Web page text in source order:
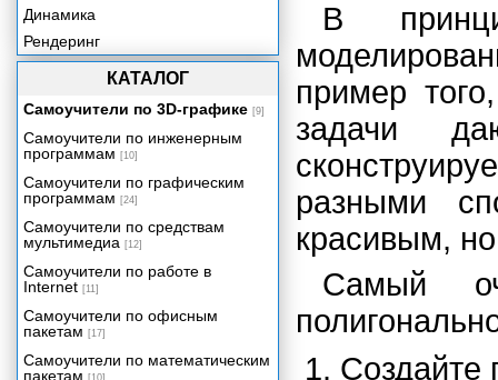
В
пример
задачи
разными
красивым,
Самый
Создайте
Динамика
Рендеринг
КАТАЛОГ
Самоучители по 3D-графике [9]
Самоучители по инженерным
программам [10]
Самоучители по графическим
программам [24]
Самоучители по средствам
мультимедиа [12]
Самоучители по работе в
Internet [11]
Самоучители по офисным
пакетам [17]
Самоучители по математическим
пакетам [10]